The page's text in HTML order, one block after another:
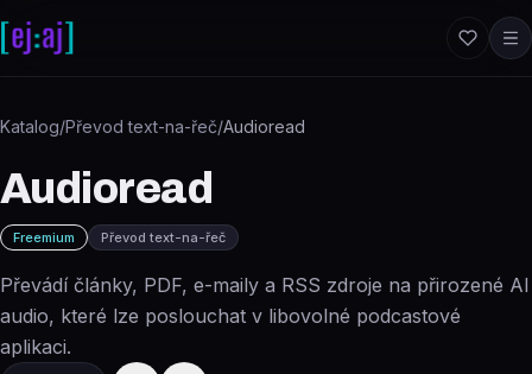
Katalog/Převod text-na-řeč/Audioread
Audioread
Freemium Převod text-na-řeč
Převádí články, PDF, e-maily a RSS zdroje na přirozené AI
audio, které lze poslouchat v libovolné podcastové
aplikaci.